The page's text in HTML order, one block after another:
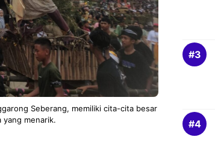
Seberang, memiliki cita-cita besar
menarik.